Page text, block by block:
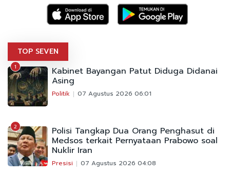
TOP SEVEN
1 Kabinet Bayangan Patut Diduga Didanai
Asing
Politik 07 Agustus 2026 06:01
2 Polisi Tangkap Dua Orang Penghasut di
Medsos terkait Pernyataan Prabowo soal
Nuklir Iran
Presisi 07 Agustus 2026 04:08